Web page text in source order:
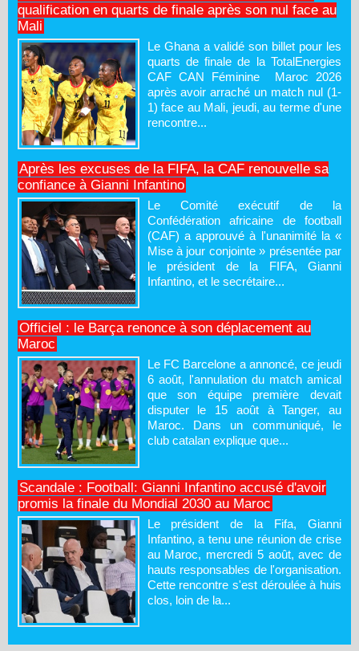
qualification en quarts de finale après son nul face au
Mali
Le Ghana a validé son billet pour les
quarts de finale de la TotalEnergies
CAF CAN Féminine Maroc 2026
après avoir arraché un match nul (1-
1) face au Mali, jeudi, au terme d'une
rencontre...
Après les excuses de la FIFA, la CAF renouvelle sa
confiance à Gianni Infantino
Le Comité exécutif de la
Confédération africaine de football
(CAF) a approuvé à l'unanimité la «
Mise à jour conjointe » présentée par
le président de la FIFA, Gianni
Infantino, et le secrétaire...
Officiel : le Barça renonce à son déplacement au
Maroc
Le FC Barcelone a annoncé, ce jeudi
6 août, l'annulation du match amical
que son équipe première devait
disputer le 15 août à Tanger, au
Maroc. Dans un communiqué, le
club catalan explique que...
Scandale : Football: Gianni Infantino accusé d'avoir
promis la finale du Mondial 2030 au Maroc
Le président de la Fifa, Gianni
Infantino, a tenu une réunion de crise
au Maroc, mercredi 5 août, avec de
hauts responsables de l'organisation.
Cette rencontre s'est déroulée à huis
clos, loin de la...